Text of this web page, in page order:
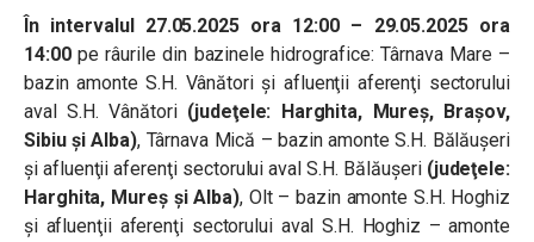
În intervalul 27.05.2025 ora 12:00 – 29.05.2025 ora
14:00 pe râurile din bazinele hidrografice: Târnava Mare –
bazin amonte S.H. Vânători şi afluenţii aferenţi sectorului
aval S.H. Vânători (judeţele: Harghita, Mureş, Braşov,
Sibiu şi Alba), Târnava Mică – bazin amonte S.H. Bălăuşeri
şi afluenţii aferenţi sectorului aval S.H. Bălăuşeri (judeţele:
Harghita, Mureş şi Alba), Olt – bazin amonte S.H. Hoghiz
şi afluenţii aferenţi sectorului aval S.H. Hoghiz – amonte